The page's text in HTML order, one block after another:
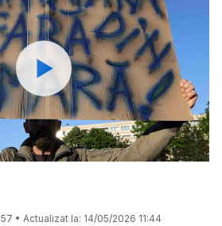
Watch
• Actualizat la: 14/05/2026 11:44